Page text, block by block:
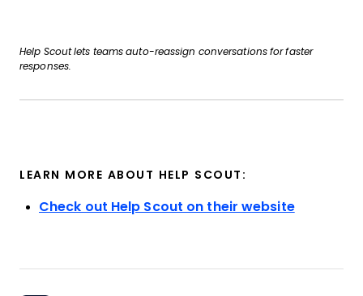
Help Scout lets teams auto-reassign conversations for faster
responses.
LEARN MORE ABOUT HELP SCOUT:
Check out Help Scout on their website